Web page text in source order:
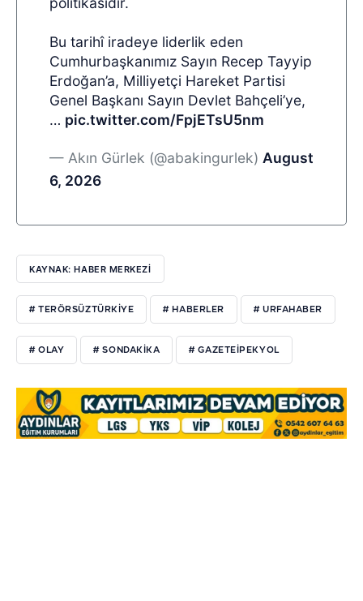
Bu tarihî iradeye liderlik eden
Cumhurbaşkanımız Sayın Recep Tayyip
Erdoğan’a, Milliyetçi Hareket Partisi
Genel Başkanı Sayın Devlet Bahçeli’ye,
… pic.twitter.com/FpjETsU5nm
— Akın Gürlek (@abakingurlek) August
6, 2026
KAYNAK: HABER MERKEZI
# TERÖRSÜZTÜRKIYE # HABERLER # URFAHABER
# OLAY # SONDAKIKA # GAZETEIPEKYOL